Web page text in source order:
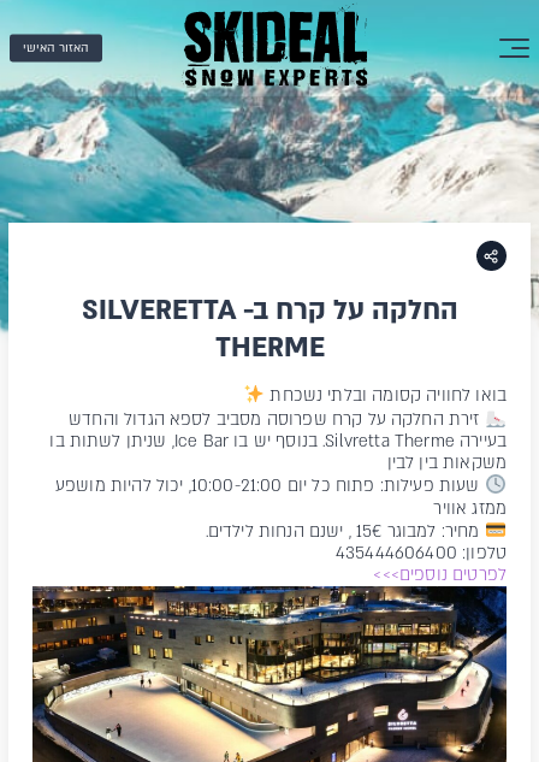
האזור האישי
החלקה על קרח ב- SILVERETTA
THERME
בואו לחוויה קסומה ובלתי נשכחת
זירת החלקה על קרח שפרוסה מסביב לספא הגדול והחדש
בעיירה Silvretta Therme. בנוסף יש בו Ice Bar, שניתן לשתות בו
משקאות בין לבין
שעות פעילות: פתוח כל יום 10:00-21:00, יכול להיות מושפע
ממזג אוויר
מחיר: למבוגר 15€ , ישנם הנחות לילדים.
טלפון: 435444606400
לפרטים נוספים>>>